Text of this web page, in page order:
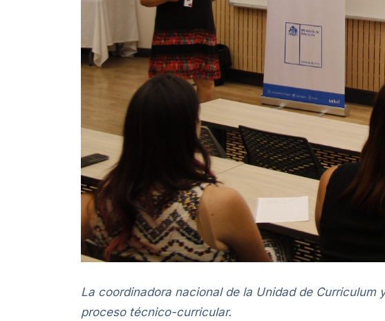
La coordinadora nacional de la Unidad de
proceso técnico-curricular.